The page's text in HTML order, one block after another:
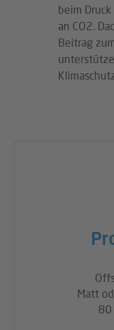
beim
an CO2.
Beitrag
Matt
80